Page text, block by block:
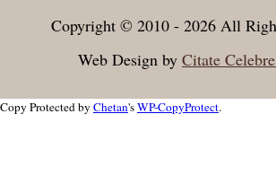
Copyright © 2010 - 2026 All
Web Design by Citate
Copy Protected by Chetan'sWP-CopyProtect.